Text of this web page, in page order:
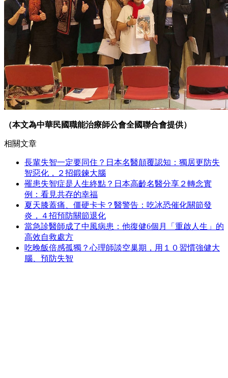
（本文為中華民國職能治療師公會全國聯合會提供）
相關文章
長輩失智一定要同住？日本名醫顛覆認知：獨居更防失
智惡化，２招鍛鍊大腦
罹患失智症是人生終點？日本高齡名醫分享２轉念實
例：看見共存的幸福
夏天膝蓋痛、僵硬卡卡？醫警告：吃冰恐催化關節發
炎，４招預防關節退化
當急診醫師成了中風病患：他復健6個月「重啟人生」的
高效自救處方
吃晚飯倍感孤獨？心理師談空巢期，用１０習慣強健大
腦、預防失智